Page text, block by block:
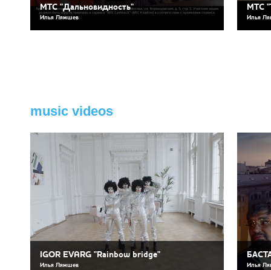
МТС "Дальновидность"
Илья Лямшев
МТС
Илья
music videos
IGOR EVARG "Rainbow bridge"
Илья Лямшев Илья